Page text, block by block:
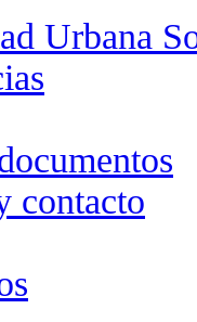
Urbana
contacto